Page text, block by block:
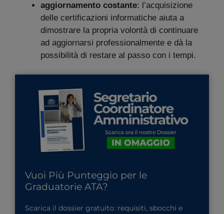
aggiornamento costante: l’acquisizione
delle certificazioni informatiche aiuta a
dimostrare la propria volontà di continuare
ad aggiornarsi professionalmente e dà la
possibilità di restare al passo con i tempi.
Vuoi Più Punteggio per le
Graduatorie ATA?
Scarica il dossier gratuito: requisiti, sbocchi e